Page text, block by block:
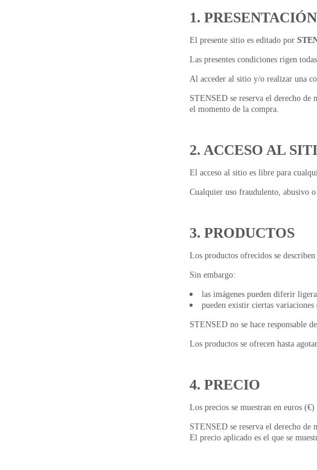
1. PRESENTACIÓN
El presente sitio es editado por
Las presentes condiciones rigen
Al acceder al sitio y/o realizar una
STENSED se reserva el derecho de
el momento de la compra.
2. ACCESO AL
El acceso al sitio es libre para
Cualquier uso fraudulento, abusivo
3. PRODUCTOS
Los productos ofrecidos se
Sin embargo:
las imágenes pueden diferir
pueden existir ciertas
STENSED no se hace responsable
Los productos se ofrecen hasta
4. PRECIO
Los precios se muestran en euros
STENSED se reserva el derecho de
El precio aplicado es el que se